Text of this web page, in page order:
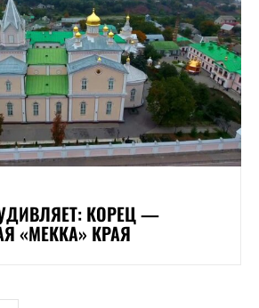
КОРЕЦ —
«МЕККА» КРАЯ